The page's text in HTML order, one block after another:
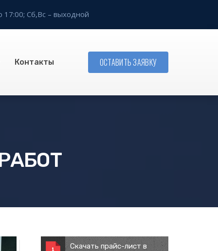
17:00; Сб,Вс – выходной
Контакты ОСТАВИТЬ ЗАЯВКУ
Скачать прайс-лист в